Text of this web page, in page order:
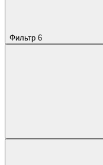
Фильтр 6